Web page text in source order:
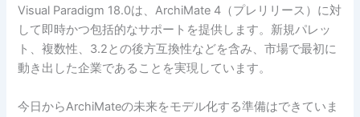
Visual Paradigm 18.0は、ArchiMate 4（プレリリース）に対
して即時かつ包括的なサポートを提供します。新規パレッ
ト、複数性、3.2との後方互換性などを含み、市場で最初に
動き出した企業であることを実現しています。
今日からArchiMateの未来をモデル化する準備はできていま